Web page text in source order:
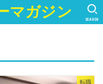
マガジン SEARCH
転職